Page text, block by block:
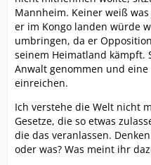
Mannheim. Keiner weiß
er im Kongo landen würde
umbringen, da er
seinem Heimatland kämpft.
Anwalt genommen und
einreichen.
Ich verstehe die Welt nicht
Gesetze, die so etwas
die das veranlassen.
oder was? Was meint ihr